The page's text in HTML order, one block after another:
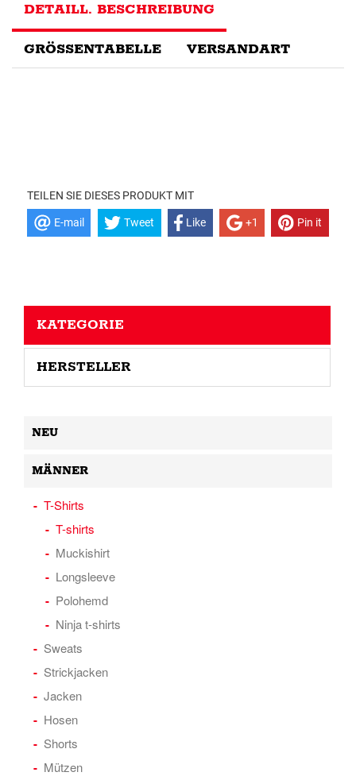
DETAILL. BESCHREIBUNG
GRÖSSENTABELLE VERSANDART
TEILEN SIE DIESES PRODUKT MIT
E-mail Tweet Like +1 Pin it
KATEGORIE
HERSTELLER
NEU
MÄNNER
T-Shirts
T-shirts
Muckishirt
Longsleeve
Polohemd
Ninja t-shirts
Sweats
Strickjacken
Jacken
Hosen
Shorts
Mützen